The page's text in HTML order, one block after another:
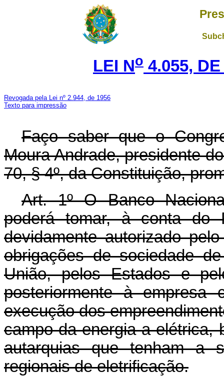
LEI No 4.055,
Revogada pela Lei nº 2.944, de 1956
Texto para impressão
Faço saber que o
Moura Andrade, presidente
70, § 4º, da Constituição,
Art. 1º O Banco
poderá tomar, à conta do
devidamente autorizado
obrigações de sociedade
União, pelos Estados e
posteriormente à empresa
execução dos
campo da energia a elétrica,
autarquias que tenham a
regionais de eletrificação.